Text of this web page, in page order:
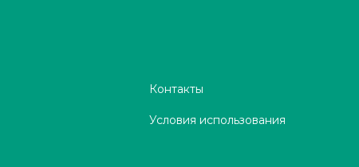
Контакты
Условия использования